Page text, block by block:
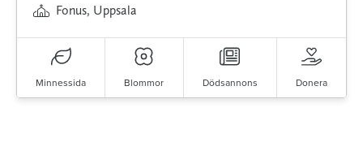
Fonus, Uppsala
Minnessida Blommor Dödsannons Donera